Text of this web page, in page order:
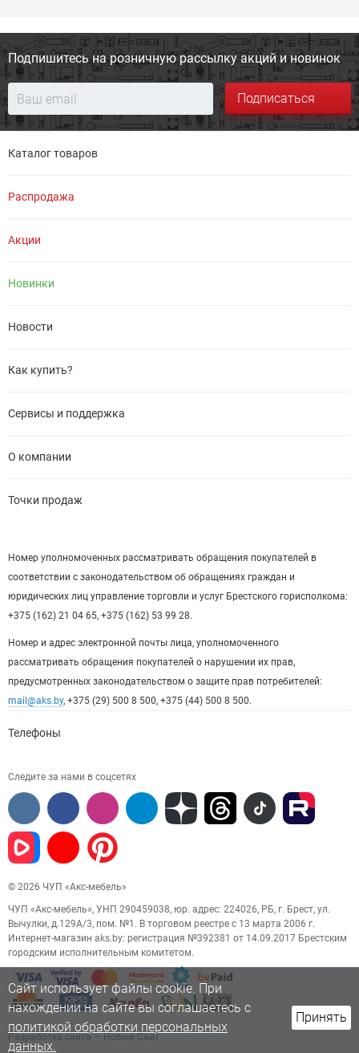
Подпишитесь на розничную рассылку акций и новинок
Подписаться
Каталог товаров
Распродажа
Акции
Новинки
Новости
Как купить?
Сервисы и поддержка
О компании
Точки продаж
Номер уполномоченных рассматривать обращения покупателей в
соответствии с законодательством об обращениях граждан и
юридических лиц управление торговли и услуг Брестского горисполкома:
+375 (162) 21 04 65, +375 (162) 53 99 28.
Номер и адрес электронной почты лица, уполномоченного
рассматривать обращения покупателей о нарушении их прав,
предусмотренных законодательством о защите прав потребителей:
mail@aks.by, +375 (29) 500 8 500, +375 (44) 500 8 500.
Телефоны
Следите за нами в соцсетях
© 2026 ЧУП «Акс-мебель»
ЧУП «Акс-мебель», УНП 290459038, юр. адрес: 224026, РБ, г. Брест, ул.
Вычулки, д.129А/3, пом. №1. В торговом реестре с 13 марта 2006 г.
Интернет-магазин aks.by: регистрация №392381 от 14.09.2017 Брестским
городским исполнительным комитетом.
Разработка сайта— Новый Сайт
Сайт использует файлы cookie. При
нахождении на сайте вы соглашаетесь с
политикой обработки персональных
данных.
Принять